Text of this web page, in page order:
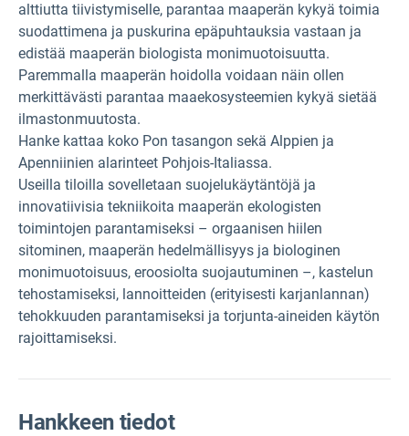
alttiutta tiivistymiselle, parantaa maaperän kykyä toimia
suodattimena ja puskurina epäpuhtauksia vastaan ja
edistää maaperän biologista monimuotoisuutta.
Paremmalla maaperän hoidolla voidaan näin ollen
merkittävästi parantaa maaekosysteemien kykyä sietää
ilmastonmuutosta.
Hanke kattaa koko Pon tasangon sekä Alppien ja
Apenniinien alarinteet Pohjois-Italiassa.
Useilla tiloilla sovelletaan suojelukäytäntöjä ja
innovatiivisia tekniikoita maaperän ekologisten
toimintojen parantamiseksi – orgaanisen hiilen
sitominen, maaperän hedelmällisyys ja biologinen
monimuotoisuus, eroosiolta suojautuminen –, kastelun
tehostamiseksi, lannoitteiden (erityisesti karjanlannan)
tehokkuuden parantamiseksi ja torjunta-aineiden käytön
rajoittamiseksi.
Hankkeen tiedot